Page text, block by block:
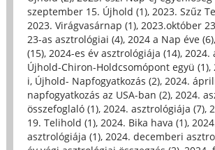
szeptember 15. Újhold (1), 2023. Szűz
2023. Virágvasárnap (1), 2023.október
23-as asztrológiai (4), 2024 a Nap éve (6),
(15), 2024-es év asztrológiája (14), 2024.
Újhold-Chiron-Holdcsomópont együ (1),
i, Újhold- Napfogyatkozás (2), 2024.
napfogyatkozás az USA-ban (2), 2024.
összefoglaló (1), 2024. asztrológiája (7),
19. Telihold (1), 2024. Bika hava (1),
asztrológiája (1), 2024. decemberi